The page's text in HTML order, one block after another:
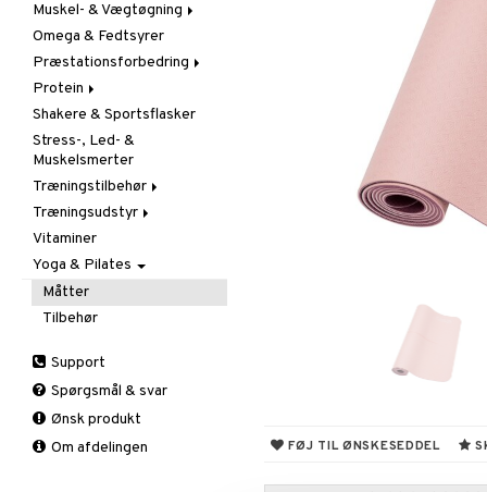
FØJ TIL ØNSKESEDDEL
Muskel- & Vægtøgning
Aminosyrer
Gainer
Kreatin
Øvrige
Omega & Fedtsyrer
Præstationsforbedring
Kreatin
Øvrige
Pre-workout
Protein
Blandet protein
Soja- & Æggeprotein
Valleprotein
Shakere & Sportsflasker
Stress-, Led- &
Muskelsmerter
Træningstilbehør
Gåstave
Øvrigt
Støtte & Beskyttelse
Albue
Håndled
Læg
Vrist
Træningsudstyr
Kondition
Styrke
Tilbehør
Vitaminer
Yoga & Pilates
Måtter
Tilbehør
Support
Spørgsmål & svar
Ønsk produkt
Om afdelingen